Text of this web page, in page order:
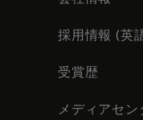
採用情報 (英
受賞歴
メディアセン